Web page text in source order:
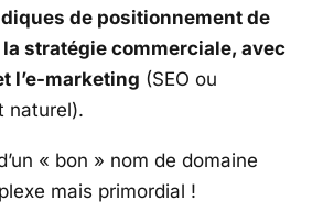
de positionnement de
stratégie commerciale, avec
l’e-marketing (SEO ou
naturel).
« bon » nom de domaine
mais primordial !